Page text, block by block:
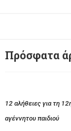
Πρόσφατα
12 αλήθειες για τη
αγέννητου παιδιού